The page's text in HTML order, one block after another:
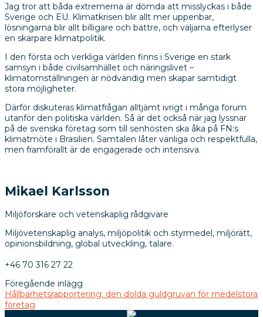
Jag tror att båda extremerna är dömda att misslyckas i både
Sverige och EU. Klimatkrisen blir allt mer uppenbar,
lösningarna blir allt billigare och bättre, och väljarna efterlyser
en skarpare klimatpolitik.
I den första och verkliga världen finns i Sverige en stark
samsyn i både civilsamhället och näringslivet –
klimatomställningen är nödvändig men skapar samtidigt
stora möjligheter.
Därför diskuteras klimatfrågan alltjämt ivrigt i många forum
utanför den politiska världen. Så är det också när jag lyssnar
på de svenska företag som till senhösten ska åka på FN:s
klimatmöte i Brasilien. Samtalen låter vänliga och respektfulla,
men framförallt är de engagerade och intensiva.
Mikael Karlsson
Miljöforskare och vetenskaplig rådgivare
Miljövetenskaplig analys, miljöpolitik och styrmedel, miljörätt,
opinionsbildning, global utveckling, talare.
+46 70 316 27 22
Föregående inlägg
Hållbarhetsrapportering: den dolda guldgruvan för medelstora
företag